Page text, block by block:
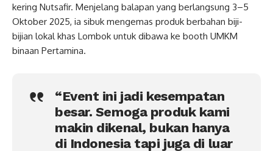
kering Nutsafir. Menjelang balapan yang berlangsung 3–5
Oktober 2025, ia sibuk mengemas produk berbahan biji-
bijian lokal khas Lombok untuk dibawa ke booth UMKM
binaan Pertamina.
“Event ini jadi kesempatan
besar. Semoga produk kami
makin dikenal, bukan hanya
di Indonesia tapi juga di luar